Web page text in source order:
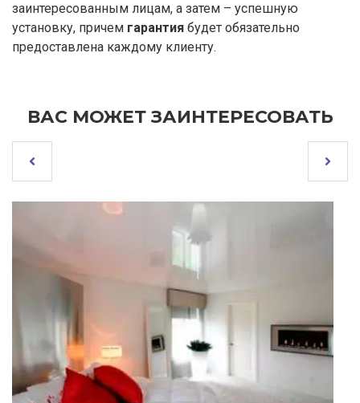
заинтересованным лицам, а затем – успешную
установку, причем гарантия будет обязательно
предоставлена каждому клиенту.
ВАС МОЖЕТ ЗАИНТЕРЕСОВАТЬ